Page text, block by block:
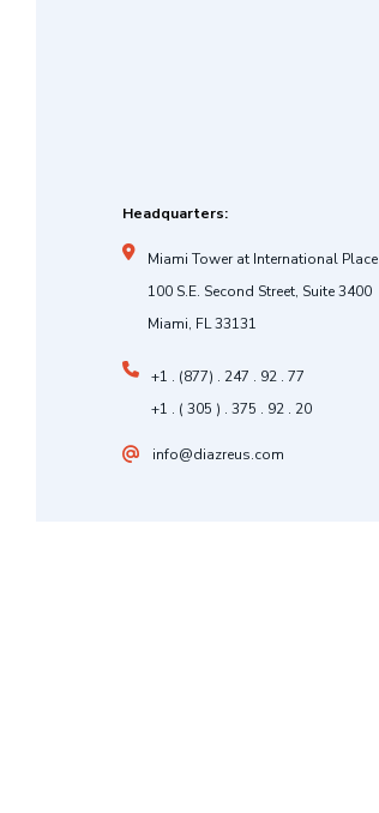
Headquarters:
Miami Tower at International Place
100 S.E. Second Street, Suite 3400
Miami, FL 33131
+1 . (877) . 247 . 92 . 77
+1 . ( 305 ) . 375 . 92 . 20
info@diazreus.com